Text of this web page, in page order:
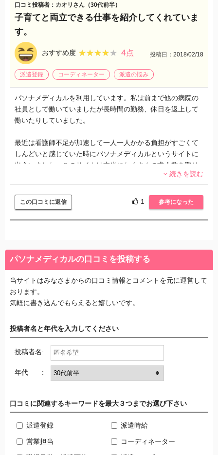
私が経験した中では、健診の仕事が一番気が楽で良かったで
すが、時期によってある時と少ない時があるので、春と秋に
集中的に働くのもありかと思いました。
口コミ投稿者：カオリさん（30代前半）
子育てと両立できる仕事を紹介してくれていま
す。
おすすめ度 ★★★★★
★★★★★ 4点 投稿日：2018/02/18
派遣登録 コーディネーター 派遣の悩み
パソナメディカルを利用しています。私は前まで他の病院の
社員として働いていましたが長時間の勤務、休日を返上して
働いたりしていました。
最近は看護師不足が加速して一人一人かかる負担がすごくて
しんどいと感じていた時にパソナメディカルというサイトに
出会いました。このサイトは本当にたくさんの求人数を取り
扱っており一般公開されていない求人までありました。私は
社員ではなく自分の働きたい時間帯で働きたい。
子供もいたので看護師と両立出来るようにしたいと考えてい
ました。私はその考えになってからは派遣で看護師をやるこ
気づきました。社員の人たちとほぼ変わりません。
パソナメディカルを利用してからは看護師としての仕事が楽
しく感じるし働きたい時に働けるという自由を手に入れたこ
とにより少し余裕を持てるようになりました。求人数が多い
なと感じました。
子育てをしながら看護師をしたい方には是非このパソナメデ
ィカルのサービスをお勧めしたいです。
続きを読む
この口コミに返信 1 参考になった
パソナメディカルの口コミを投稿する
当サイトはみなさまからの口コミ情報とコメントを元に運営して
おります。
気軽に書き込んでもらえると嬉しいです。
投稿者名と年代を入力してください
投稿者名:
年代 :
口コミに関連するキーワードを最大３つまでお選び下さい
派遣登録 派遣時給
営業担当 コーディネーター